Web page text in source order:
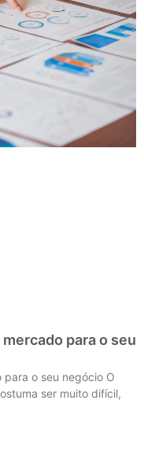
para o seu
o seu negócio O
ser muito difícil,